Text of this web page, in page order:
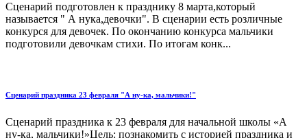
Сценарий подготовлен к празднику 8 марта,который
называется " А нука,девочки". В сценарии есть розличные
конкурся для девочек. По окончанию конкурса мальчики
подготовили девочкам стихи. По итогам конк...
Сценарий праздника 23 февраля "А ну-ка, мальчики!"
Сценарий праздника к 23 февраля для начальной школы «А
ну-ка, мальчики!»Цель: познакомить с историей праздника и